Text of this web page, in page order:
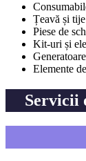
Țeavă și
Piese de
Kit-uri și
Elemente
Servicii